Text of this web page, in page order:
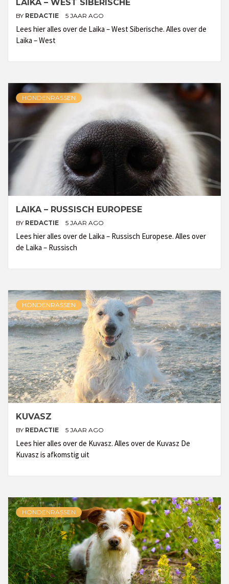
LAIKA – WEST SIBERISCHE
BY REDACTIE 5 JAAR AGO
Lees hier alles over de Laika – West Siberische. Alles over de
Laika – West
HONDENRASSEN
LAIKA – RUSSISCH EUROPESE
BY REDACTIE 5 JAAR AGO
Lees hier alles over de Laika – Russisch Europese. Alles over
de Laika – Russisch
HONDENRASSEN
KUVASZ
BY REDACTIE 5 JAAR AGO
Lees hier alles over de Kuvasz. Alles over de Kuvasz De
Kuvasz is afkomstig uit
HONDENRASSEN